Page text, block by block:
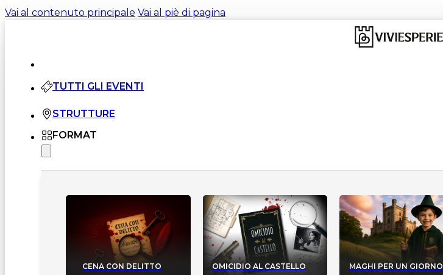
Vai al contenuto principale Vai al piè di pagina
TUTTI GLI EVENTI
STRUTTURE
FORMAT
CENA CON DELITTO OMICIDIO AL CASTELLO MAGHI PER UN GIORNO